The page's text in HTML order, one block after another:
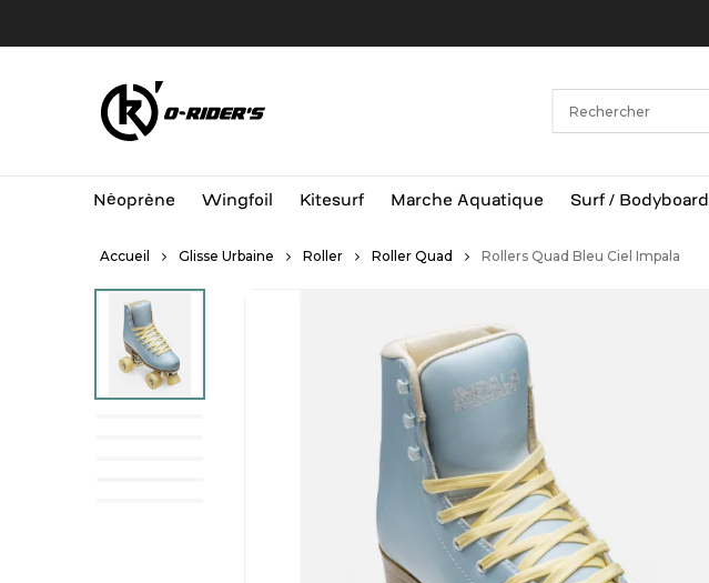
main
Néoprène Wingfoil Kitesurf Marche Aquatique Surf / Bodyboard
Accueil Glisse Urbaine Roller Roller Quad Rollers Quad Bleu Ciel Impala